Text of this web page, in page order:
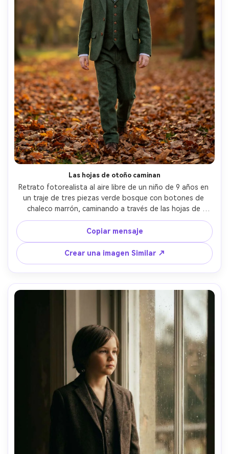
Las hojas de otoño caminan
Retrato fotorealista al aire libre de un niño de 9 años en
un traje de tres piezas verde bosque con botones de
chaleco marrón, caminando a través de las hojas de
otoño en un parque, retroiluminación dorada suave,
tomado en Canon EOS R5, 70 mm f/2, enmarcado de
cuerpo completo, tonos cinematográficos cálidos, sonrisa
natural y sincera, textura detallada de tela y hojas,
profundidad de campo poco profunda- -ar 4:5
Copiar mensaje
Crear una imagen Similar ↗